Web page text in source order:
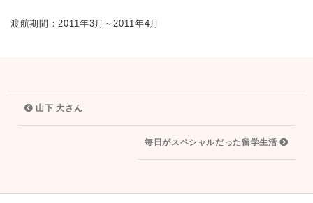
渡航期間：2011年3月～2011年4月
山下 大さん
毎日がスペシャルだった留学生活